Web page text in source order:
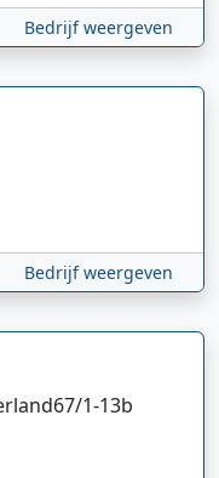
Bedrijf weergeven
Bedrijf weergeven
67/1-13b